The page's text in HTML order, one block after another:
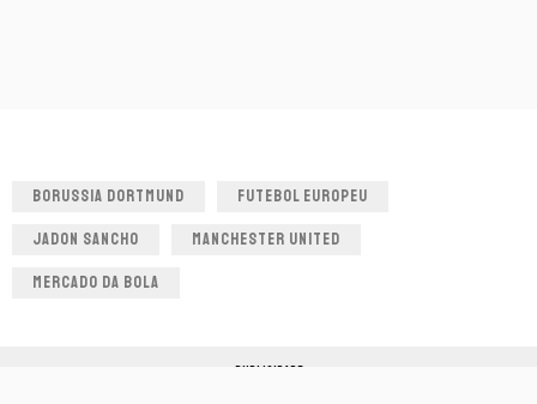
BORUSSIA DORTMUND FUTEBOL EUROPEU
JADON SANCHO MANCHESTER UNITED
MERCADO DA BOLA
PUBLICIDADE